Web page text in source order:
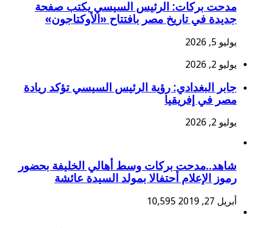
مدحت بركات: الرئيس السيسي يكتب صفحة
جديدة في تاريخ مصر بافتتاح «الأوكتاجون»
يوليو 5, 2026
يوليو 2, 2026
جابر البغدادي: رؤية الرئيس السيسي تؤكد ريادة
مصر في إفريقيا
يوليو 2, 2026
شاهد..مدحت بركات وسط أهالي الخليفة بحضور
رموز الإعلام أحتفالا بمولد السيدة عائشة
أبريل 27, 2019 10,595